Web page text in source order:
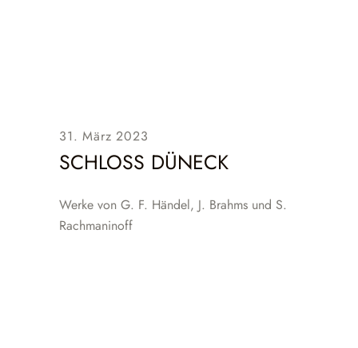
31. März 2023
SCHLOSS DÜNECK
Werke von G. F. Händel, J. Brahms und S.
Rachmaninoff